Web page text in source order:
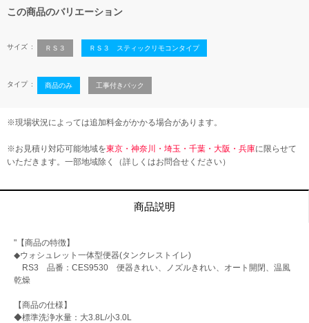
この商品のバリエーション
サイズ ＲＳ３ ＲＳ３ スティックリモコンタイプ
タイプ 商品のみ 工事付きパック
※現場状況によっては追加料金がかかる場合があります。
※お見積り対応可能地域を東京・神奈川・埼玉・千葉・大阪・兵庫に限らせて
いただきます。一部地域除く（詳しくはお問合せください）
商品説明
"【商品の特徴】
◆ウォシュレット一体型便器(タンクレストイレ)
RS3 品番：CES9530 便器きれい、ノズルきれい、オート開閉、温風
乾燥
【商品の仕様】
◆標準洗浄水量：大3.8L/小3.0L